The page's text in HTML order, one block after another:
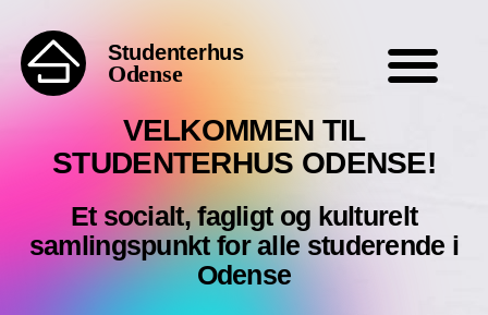
Studenterhus
Odense
VELKOMMEN TIL
STUDENTERHUS ODENSE!
Et socialt, fagligt og kulturelt
samlingspunkt for alle studerende i
Odense